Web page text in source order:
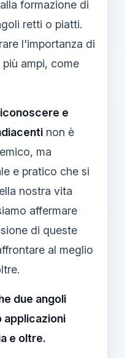
formazione di
retti o piatti.
l'importanza di
ampi, come
e
non è
ma
e pratico che si
nostra vita
affermare
di queste
al meglio
due angoli
applicazioni
e oltre.